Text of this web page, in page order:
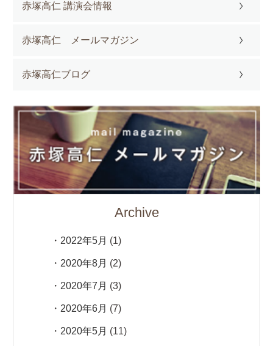
赤塚高仁 講演会情報
赤塚高仁 メールマガジン
赤塚高仁ブログ
Archive
2022年5月 (1)
2020年8月 (2)
2020年7月 (3)
2020年6月 (7)
2020年5月 (11)